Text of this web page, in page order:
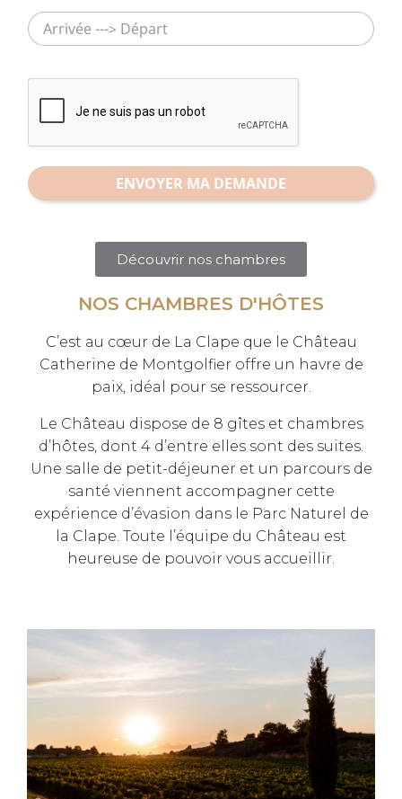
ENVOYER MA DEMANDE
Découvrir nos chambres
NOS CHAMBRES D'HÔTES
C’est au cœur de La Clape que le Château
Catherine de Montgolfier offre un havre de
paix, idéal pour se ressourcer.
Le Château dispose de 8 gîtes et chambres
d’hôtes, dont 4 d’entre elles sont des suites.
Une salle de petit-déjeuner et un parcours de
santé viennent accompagner cette
expérience d’évasion dans le Parc Naturel de
la Clape. Toute l’équipe du Château est
heureuse de pouvoir vous accueillir.